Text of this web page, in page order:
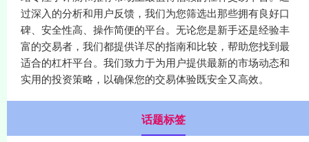
过深入的分析和用户反馈，我们为您筛选出那些拥有良好口
碑、安全性高、操作简便的平台。无论您是新手还是经验丰
富的交易者，我们都提供详尽的指南和比较，帮助您找到最
适合的杠杆平台。我们致力于为用户提供最新的市场动态和
实用的投资策略，以确保您的交易体验既安全又高效。
话题标签